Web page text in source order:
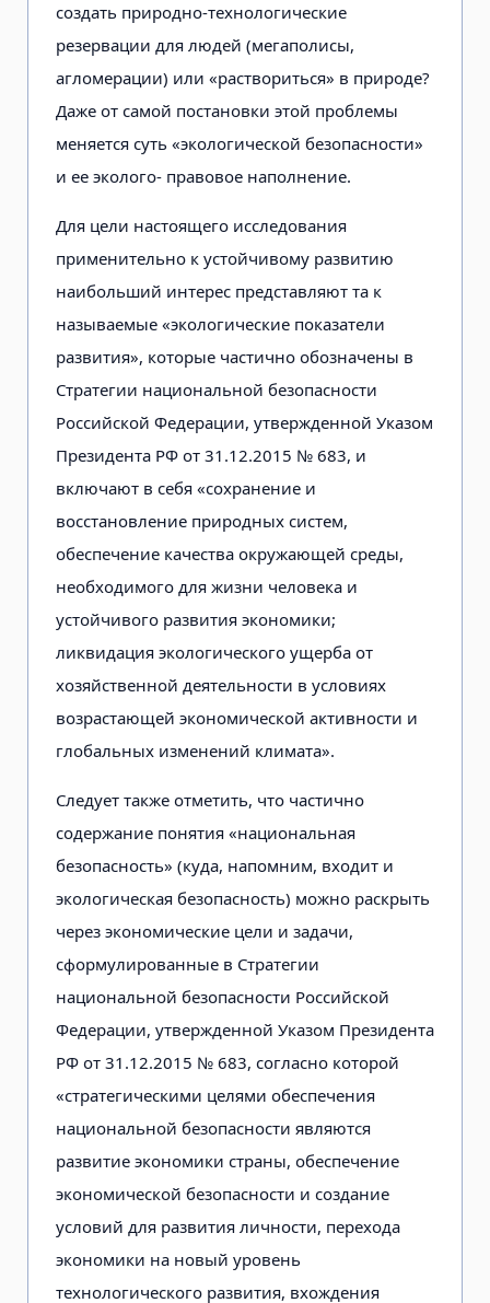
создать природно-технологические
резервации для людей (мегаполисы,
агломерации) или «раствориться» в природе?
Даже от самой постановки этой проблемы
меняется суть «экологической безопасности»
и ее эколого- правовое наполнение.
Для цели настоящего исследования
применительно к устойчивому развитию
наибольший интерес представляют та к
называемые «экологические показатели
развития», которые частично обозначены в
Стратегии национальной безопасности
Российской Федерации, утвержденной Указом
Президента РФ от 31.12.2015 № 683, и
включают в себя «сохранение и
восстановление природных систем,
обеспечение качества окружающей среды,
необходимого для жизни человека и
устойчивого развития экономики;
ликвидация экологического ущерба от
хозяйственной деятельности в условиях
возрастающей экономической активности и
глобальных изменений климата».
Следует также отметить, что частично
содержание понятия «национальная
безопасность» (куда, напомним, входит и
экологическая безопасность) можно раскрыть
через экономические цели и задачи,
сформулированные в Стратегии
национальной безопасности Российской
Федерации, утвержденной Указом Президента
РФ от 31.12.2015 № 683, согласно которой
«стратегическими целями обеспечения
национальной безопасности являются
развитие экономики страны, обеспечение
экономической безопасности и создание
условий для развития личности, перехода
экономики на новый уровень
технологического развития, вхождения